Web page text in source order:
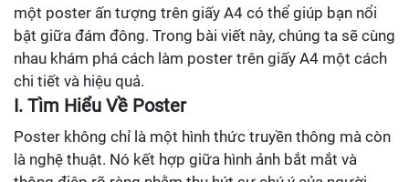
một poster ấn tượng trên giấy A4 có thể giúp bạn nổi
bật giữa đám đông. Trong bài viết này, chúng ta sẽ cùng
nhau khám phá cách làm poster trên giấy A4 một cách
chi tiết và hiệu quả.
I. Tìm Hiểu Về Poster
Poster không chỉ là một hình thức truyền thông mà còn
là nghệ thuật. Nó kết hợp giữa hình ảnh bắt mắt và